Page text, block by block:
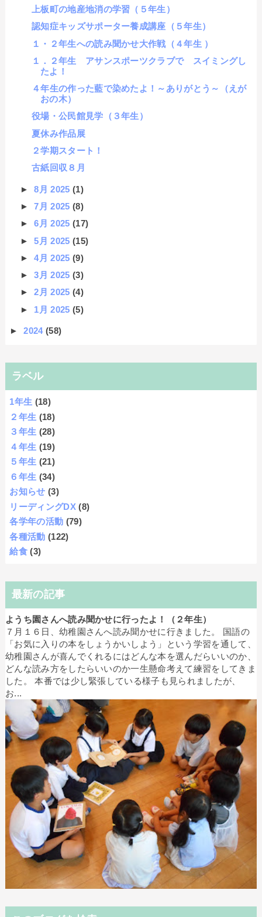
上板町の地産地消の学習（５年生）
認知症キッズサポーター養成講座（５年生）
１・２年生への読み聞かせ大作戦（４年生 ）
１．２年生 アサンスポーツクラブで スイミングし
たよ！
４年生の作った藍で染めたよ！～ありがとう～（えが
おの木）
役場・公民館見学（３年生）
夏休み作品展
２学期スタート！
古紙回収８月
►8月 2025 (1)
►7月 2025 (8)
►6月 2025 (17)
►5月 2025 (15)
►4月 2025 (9)
►3月 2025 (3)
►2月 2025 (4)
► 1月 2025 (5)
►2024(58)
ラベル
1年生 (18)
２年生 (18)
３年生 (28)
４年生 (19)
５年生 (21)
６年生 (34)
お知らせ (3)
リーディングDX (8)
各学年の活動 (79)
各種活動 (122)
給食 (3)
最新の記事
ようち園さんへ読み聞かせに行ったよ！（２年生）
７月１６日、幼稚園さんへ読み聞かせに行きました。 国語の
「お気に入りの本をしょうかいしよう」という学習を通して、
幼稚園さんが喜んでくれるにはどんな本を選んだらいいのか、
どんな読み方をしたらいいのか一生懸命考えて練習をしてきま
した。 本番では少し緊張している様子も見られましたが、
お...